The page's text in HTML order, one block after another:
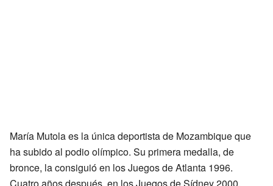
María Mutola es la única deportista de Mozambique que
ha subido al podio olímpico. Su primera medalla, de
bronce, la consiguió en los Juegos de Atlanta 1996.